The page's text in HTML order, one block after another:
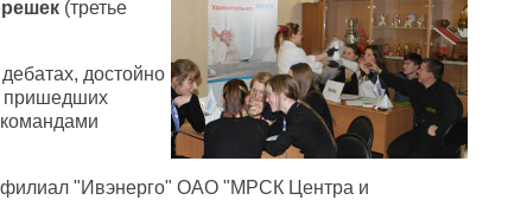
(третье
достойно
пришедших
филиал "Ивэнерго" ОАО "МРСК Центра и